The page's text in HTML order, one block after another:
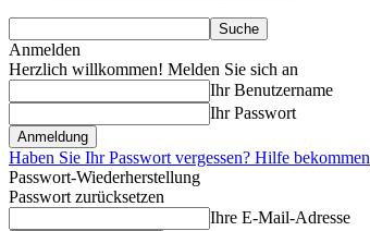
Anmelden
Herzlich willkommen! Melden Sie sich an
Ihr Benutzername
Ihr Passwort
Haben Sie Ihr Passwort vergessen? Hilfe bekommen
Passwort-Wiederherstellung
Passwort zurücksetzen
Ihre E-Mail-Adresse